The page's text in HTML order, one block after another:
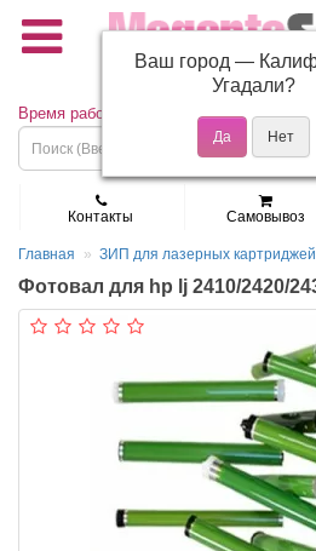
(495) 150-01-37
Время работы: Пн - Пт 9:30 - 19:00
Контакты Самовывоз
Главная ЗИП для лазерных картриджей
Фотовал для hp lj 2410/2420/
Ваш город —
Угадали?